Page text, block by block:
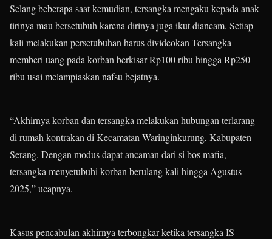
Selang beberapa saat kemudian, tersangka mengaku kepada anak
tirinya mau bersetubuh karena dirinya juga ikut diancam. Setiap
kali melakukan persetubuhan harus divideokan Tersangka
memberi uang pada korban berkisar Rp100 ribu hingga Rp250
ribu usai melampiaskan nafsu bejatnya.
“Akhirnya korban dan tersangka melakukan hubungan terlarang
di rumah kontrakan di Kecamatan Waringinkurung, Kabupaten
Serang. Dengan modus dapat ancaman dari si bos mafia,
tersangka menyetubuhi korban berulang kali hingga Agustus
2025,” ucapnya.
Kasus pencabulan akhirnya terbongkar ketika tersangka IS